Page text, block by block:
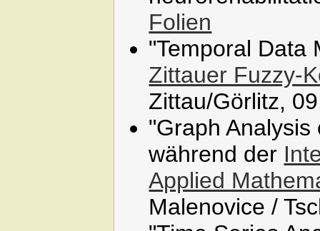
Folien
"Temporal Data
Zittauer Fuzzy-
Zittau/Görlitz,
"Graph
während der
Applied
Malenovice /